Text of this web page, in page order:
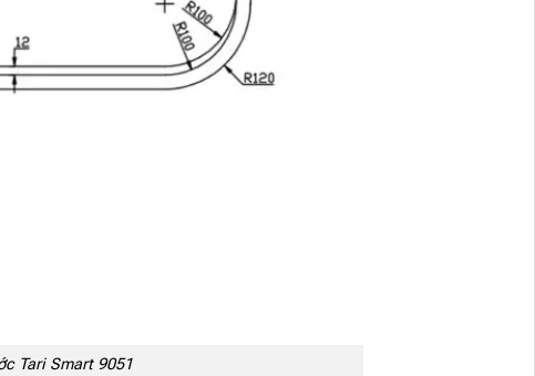
Tari Smart 9051